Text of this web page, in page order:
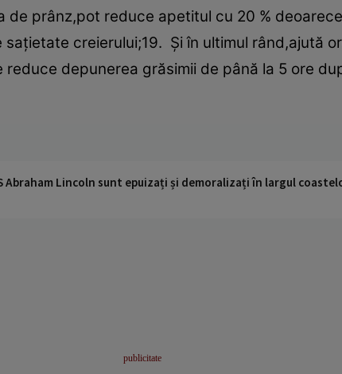
de prânz,pot reduce apetitul cu 20 %
creierului;19. Şi în ultimul rând,ajută
depunerea grăsimii de până la 5 ore
Abraham Lincoln sunt epuizați și demoralizați în largul